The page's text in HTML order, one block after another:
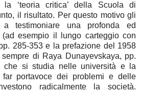
‘teoria critica’ della Scuola di
il risultato. Per questo motivo gli
testimoniare una profonda ed
(ad esempio il lungo carteggio con
285-353 e la prefazione del 1958
di Raya Dunayevskaya, pp.
che si studia nelle università e la
portavoce dei problemi e delle
radicalmente la società.